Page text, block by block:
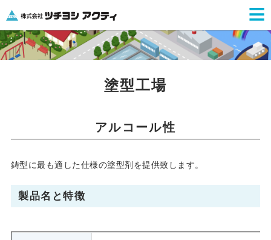
≡
塗型工場
アルコール性
鋳型に最も適した仕様の塗型剤を提供致します。
製品名と特徴